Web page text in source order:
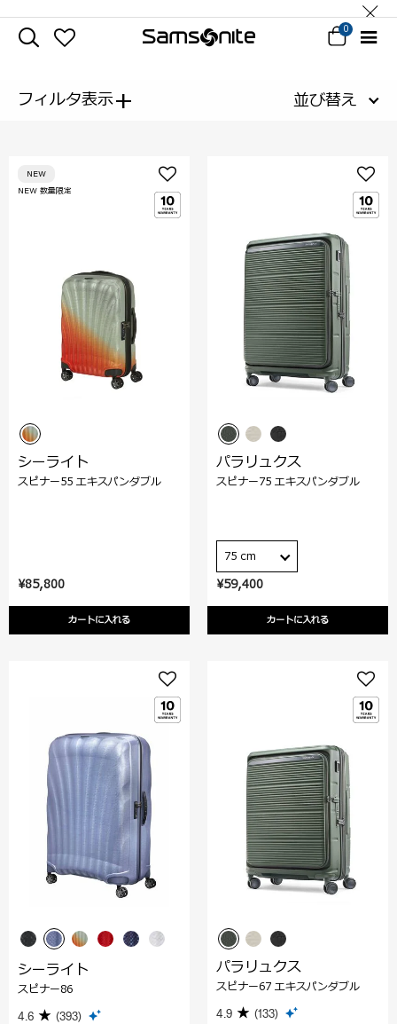
0
フィルタ表示+ 並び替え
¥85,800
カートに入れる
NEW 数量限定
NEW
シーライト
スピナー55 エキスパンダブル
¥59,400
カートに入れる
パラリュクス
スピナー75 エキスパンダブル
75 cm
シーライト
スピナー86
4.6 (393)
パラリュクス
スピナー67 エキスパンダブル
4.9 (133)